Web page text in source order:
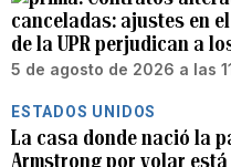
canceladas: ajustes en
de la UPR perjudican a
5 de agosto de 2026 a las
ESTADOS UNIDOS
La casa donde nació la
Armstrong por volar